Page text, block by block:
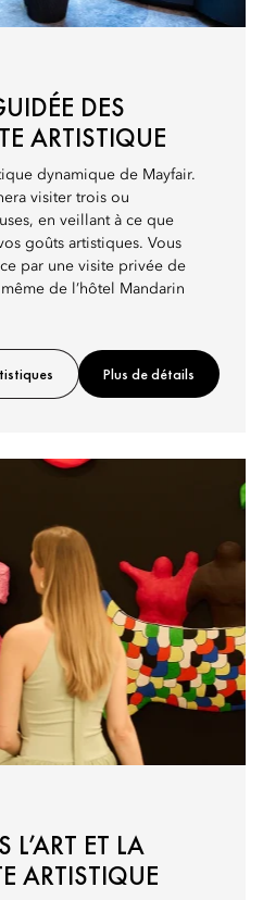
DES
ARTISTIQUE
dynamique de Mayfair.
visiter trois ou
en veillant à ce que
goûts artistiques. Vous
par une visite privée de
de l’hôtel Mandarin
Plus de détails
L’ART ET LA
ARTISTIQUE